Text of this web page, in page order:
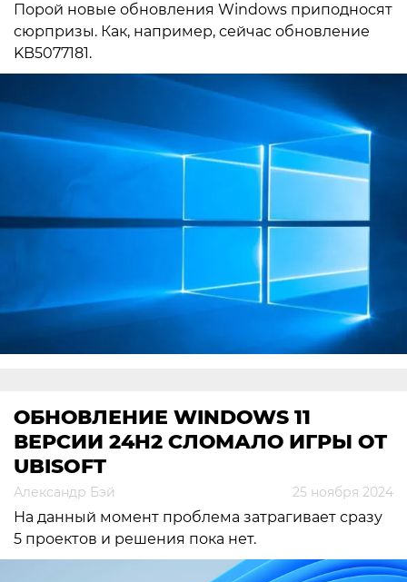
Порой новые обновления Windows приподносят
сюрпризы. Как, например, сейчас обновление
KB5077181.
ОБНОВЛЕНИЕ WINDOWS 11
ВЕРСИИ 24H2 СЛОМАЛО ИГРЫ ОТ
UBISOFT
Александр Бэй 25 ноября 2024
На данный момент проблема затрагивает сразу
5 проектов и решения пока нет.